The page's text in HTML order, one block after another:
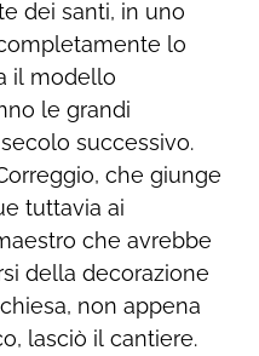
dei santi, in uno
lo
il modello
le grandi
successivo.
che giunge
tuttavia ai
che avrebbe
della decorazione
non appena
lasciò il cantiere.